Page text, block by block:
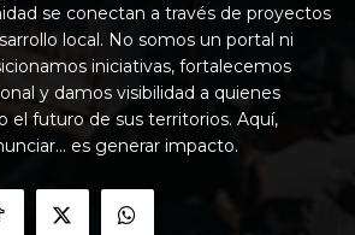
se conectan a través de proyectos
local. No somos un portal ni
iniciativas, fortalecemos
y damos visibilidad a quienes
el futuro de sus territorios. Aquí,
es generar impacto.